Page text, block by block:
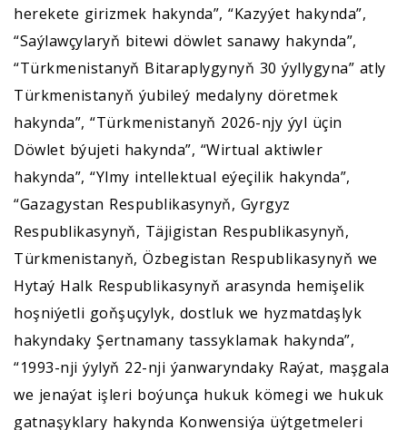
herekete girizmek hakynda”, “Kazyýet hakynda”,
“Saýlawçylaryň bitewi döwlet sanawy hakynda”,
“Türkmenistanyň Bitaraplygynyň 30 ýyllygyna” atly
Türkmenistanyň ýubileý medalyny döretmek
hakynda”, “Türkmenistanyň 2026-njy ýyl üçin
Döwlet býujeti hakynda”, “Wirtual aktiwler
hakynda”, “Ylmy intellektual eýeçilik hakynda”,
“Gazagystan Respublikasynyň, Gyrgyz
Respublikasynyň, Täjigistan Respublikasynyň,
Türkmenistanyň, Özbegistan Respublikasynyň we
Hytaý Halk Respublikasynyň arasynda hemişelik
hoşniýetli goňşuçylyk, dostluk we hyzmatdaşlyk
hakyndaky Şertnamany tassyklamak hakynda”,
“1993-nji ýylyň 22-nji ýanwaryndaky Raýat, maşgala
we jenaýat işleri boýunça hukuk kömegi we hukuk
gatnaşyklary hakynda Konwensiýa üýtgetmeleri